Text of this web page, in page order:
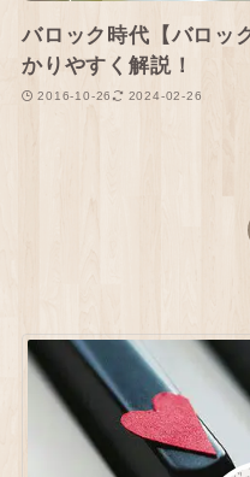
バロック時代【バロッ
かりやすく解説！
2016-10-26 2024-02-26